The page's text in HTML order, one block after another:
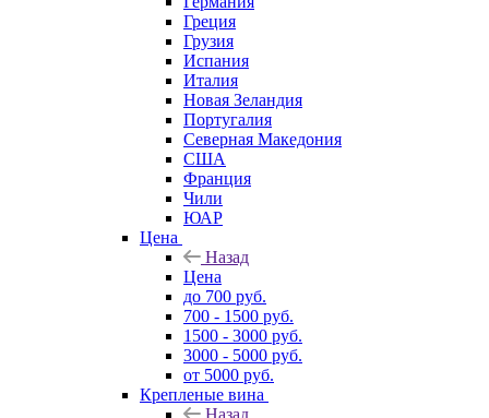
Греция
Грузия
Испания
Италия
Новая Зеландия
Португалия
Северная Македония
США
Франция
Чили
ЮАР
Цена
Назад
Цена
до 700 руб.
700 - 1500 руб.
1500 - 3000 руб.
3000 - 5000 руб.
от 5000 руб.
Крепленые вина
Назад